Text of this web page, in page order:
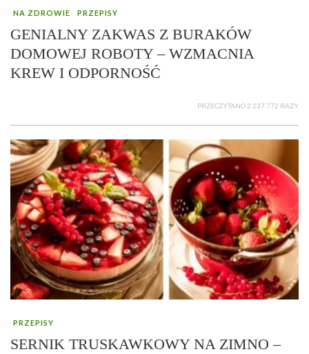
NA ZDROWIE PRZEPISY
GENIALNY ZAKWAS Z BURAKÓW
DOMOWEJ ROBOTY – WZMACNIA
KREW I ODPORNOŚĆ
PRZECZYTANO 2 237 772 RAZY
PRZEPISY
SERNIK TRUSKAWKOWY NA ZIMNO –